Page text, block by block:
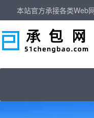
本站官方承接各类Web